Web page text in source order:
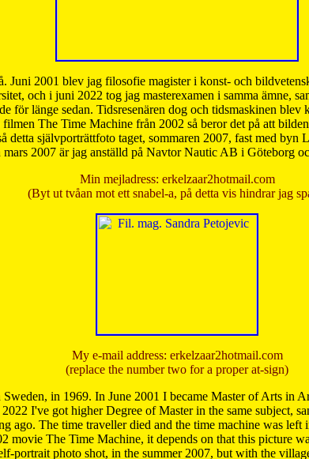
Juni 2001 blev jag filosofie magister i konst- och
och i juni 2022 tog jag masterexamen i samma ämne,
för länge sedan. Tidsresenären dog och tidsmaskinen
The Time Machine från 2002 så beror det på att
detta självporträttfoto taget, sommaren 2007, fast med byn
mars 2007 är jag anställd på Navtor Nautic AB i Göteborg
Min mejladress: erkelzaar2hotmail.com
(Byt ut tvåan mot ett snabel-a, på detta vis hindrar jag
My e-mail address: erkelzaar2hotmail.com
(replace the number two for a proper at-sign)
in 1969. In June 2001 I became Master of Arts
I've got higher Degree of Master in the same subject,
ago. The time traveller died and the time machine was
movie The Time Machine, it depends on that this picture
portrait photo shot, in the summer 2007, but with the